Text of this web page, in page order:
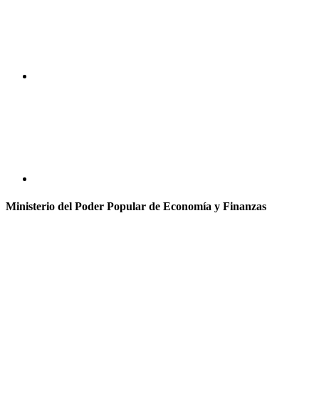
Ministerio del Poder Popular de Economía y Finanzas